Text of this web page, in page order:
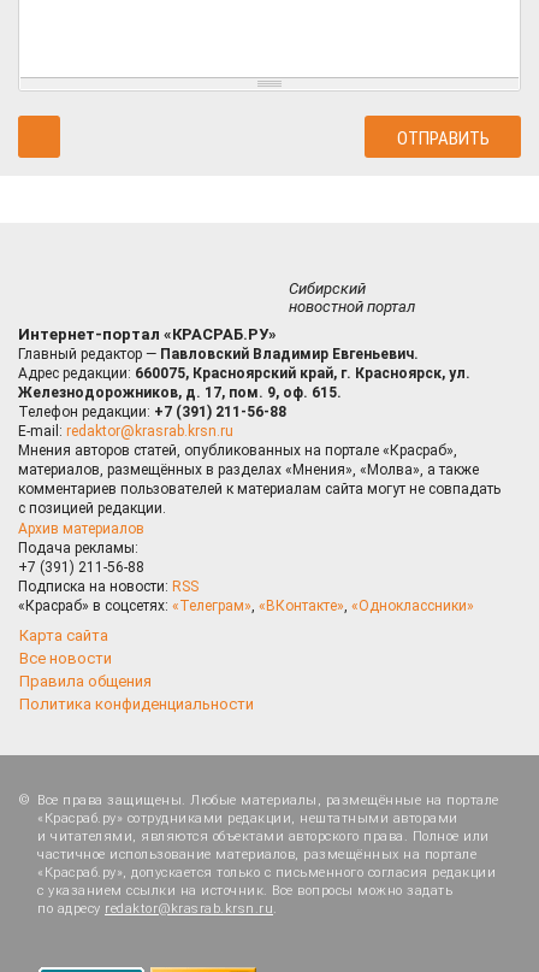
Сибирский
новостной портал
Интернет-портал «КРАСРАБ.РУ»
Главный редактор — Павловский Владимир Евгеньевич.
Адрес редакции: 660075, Красноярский край, г. Красноярск, ул.
Железнодорожников, д. 17, пом. 9, оф. 615.
Телефон редакции: +7 (391) 211-56-88
E-mail: redaktor@krasrab.krsn.ru
Мнения авторов статей, опубликованных на портале «Красраб»,
материалов, размещённых в разделах «Мнения», «Молва», а также
комментариев пользователей к материалам сайта могут не совпадать
с позицией редакции.
Архив материалов
Подача рекламы:
+7 (391) 211-56-88
Подписка на новости: RSS
«Красраб» в соцсетях: «Телеграм», «ВКонтакте», «Одноклассники»
Карта сайта
Все новости
Правила общения
Политика конфиденциальности
Все права защищены. Любые материалы, размещённые на портале
«Красраб.ру» сотрудниками редакции, нештатными авторами
и читателями, являются объектами авторского права. Полное или
частичное использование материалов, размещённых на портале
«Красраб.ру», допускается только с письменного согласия редакции
с указанием ссылки на источник. Все вопросы можно задать
по адресу redaktor@krasrab.krsn.ru.